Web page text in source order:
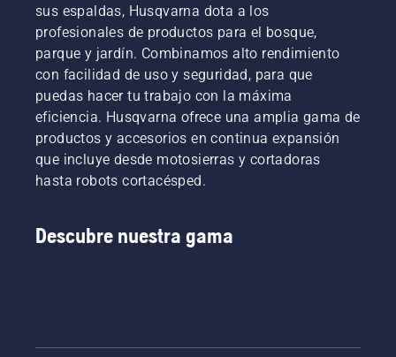
sus espaldas, Husqvarna dota a los
profesionales de productos para el bosque,
parque y jardín. Combinamos alto rendimiento
con facilidad de uso y seguridad, para que
puedas hacer tu trabajo con la máxima
eficiencia. Husqvarna ofrece una amplia gama de
productos y accesorios en continua expansión
que incluye desde motosierras y cortadoras
hasta robots cortacésped.
Descubre nuestra gama